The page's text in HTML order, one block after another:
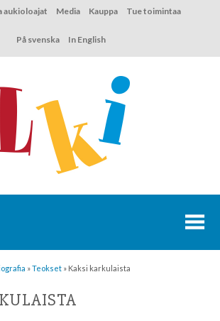
aukioloajat Media Kauppa Tue toimintaa
På svenska In English
»Teokset » Kaksi karkulaista